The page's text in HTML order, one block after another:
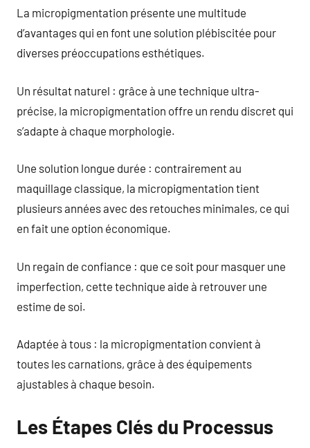
La micropigmentation présente une multitude
d’avantages qui en font une solution plébiscitée pour
diverses préoccupations esthétiques.
Un résultat naturel : grâce à une technique ultra-
précise, la micropigmentation offre un rendu discret qui
s’adapte à chaque morphologie.
Une solution longue durée : contrairement au
maquillage classique, la micropigmentation tient
plusieurs années avec des retouches minimales, ce qui
en fait une option économique.
Un regain de confiance : que ce soit pour masquer une
imperfection, cette technique aide à retrouver une
estime de soi.
Adaptée à tous : la micropigmentation convient à
toutes les carnations, grâce à des équipements
ajustables à chaque besoin.
Les Étapes Clés du Processus